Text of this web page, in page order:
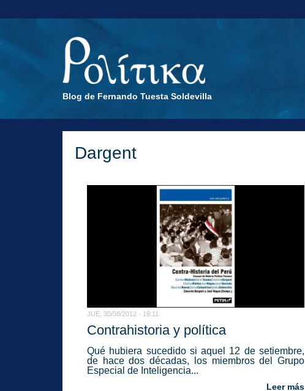
Blog de Fernando Tuesta Soldevilla
Dargent
JUE, 30/08/2012 - 19:11
Contrahistoria y política
Qué hubiera sucedido si aquel 12 de setiembre,
de hace dos décadas, los miembros del Grupo
Especial de Inteligencia...
Leer más